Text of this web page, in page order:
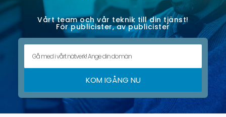
Vårt team och vår teknik till din tjänst!
För publicister, av publicister
KOM IGÅNG NU